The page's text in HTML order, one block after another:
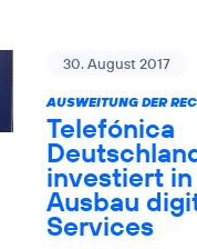
30. August 2017
AUSWEITUNG DER
Telefónica
investiert
Ausbau
Services